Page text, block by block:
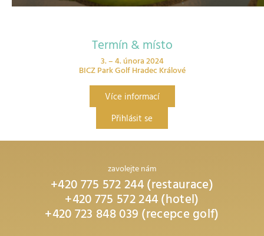
Termín & místo
3. – 4. února 2024
BICZ Park Golf Hradec Králové
Více informací
Přihlásit se
zavolejte nám
+420 775 572 244 (restaurace)
+420 775 572 244 (hotel)
+420 723 848 039 (recepce golf)